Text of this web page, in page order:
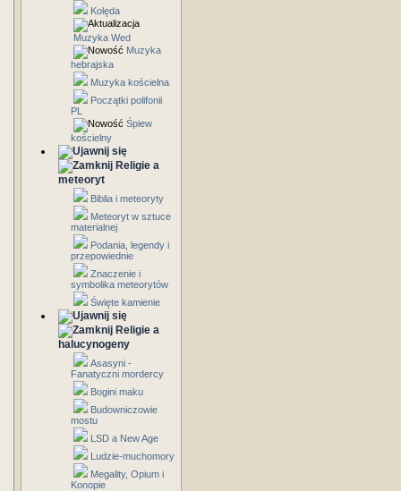
Kolęda
Muzyka Wed
Muzyka
hebrajska
Muzyka kościelna
Początki polifonii
PL
Śpiew
kościelny
Religie a
meteoryt
Biblia i meteoryty
Meteoryt w sztuce
materialnej
Podania, legendy i
przepowiednie
Znaczenie i
symbolika meteorytów
Święte kamienie
Religie a
halucynogeny
Asasyni -
Fanatyczni mordercy
Bogini maku
Budowniczowie
mostu
LSD a New Age
Ludzie-muchomory
Megality, Opium i
Konopie